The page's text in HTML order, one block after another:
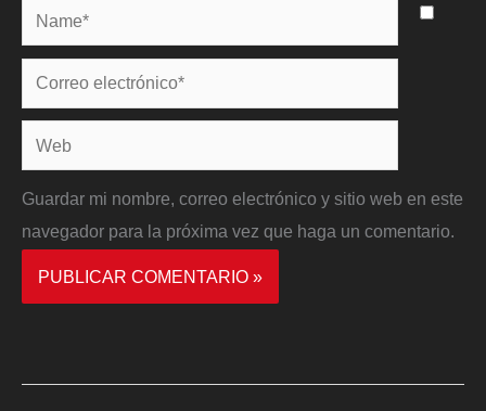
Name*
Correo
electrónico*
Web
Guardar mi nombre, correo electrónico y sitio web en este
navegador para la próxima vez que haga un comentario.